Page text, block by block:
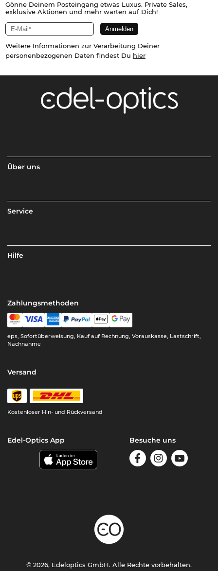
Gönne Deinem Posteingang etwas Luxus. Private Sales,
exklusive Aktionen und mehr warten auf Dich!
Weitere Informationen zur Verarbeitung Deiner
personenbezogenen Daten findest Du hier
Über uns
Service
Hilfe
Zahlungsmethoden
eps, Sofortüberweisung, Kauf auf Rechnung, Vorauskasse, Lastschrift,
Nachnahme
Versand
Kostenloser Hin- und Rückversand
Edel-Optics App Besuche uns
© 2026, Edeloptics GmbH. Alle Rechte vorbehalten.